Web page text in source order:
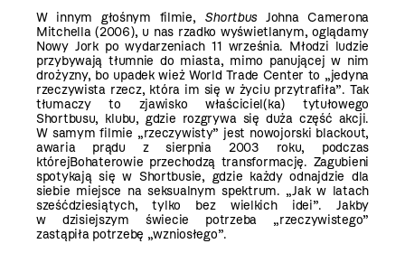
W innym głośnym filmie, ShortbusJohna Camerona
Mitchella (2006), u nas rzadkowyświetlanym, oglądamy
Nowy Jork po wydarzeniach 11 września. Młodzi ludzie
przybywają tłumnie do miasta, mimo panującej w nim
drożyzny, bo upadek wież World Trade Center to „jedyna
rzeczywista rzecz, która im się w życiu przytrafiła”. Tak
tłumaczy to zjawisko właściciel(ka) tytułowego
Shortbusu, klubu, gdzie rozgrywa się duża część akcji.
W samym filmie „rzeczywisty” jest nowojorski blackout,
awaria prądu z sierpnia 2003 roku, podczas
którejBohaterowie przechodzą transformację. Zagubieni
spotykają się w Shortbusie, gdzie każdy odnajdzie dla
siebie miejsce na seksualnym spektrum. „Jak w latach
sześćdziesiątych, tylko bez
wielkich idei”. Jakby
w dzisiejszym świecie potrzeba „rzeczywistego”
zastąpiła potrzebę „wzniosłego”.